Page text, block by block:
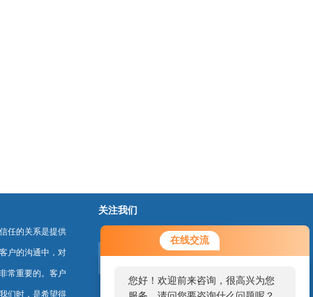
在线交流
您好！欢迎前来咨询，很高兴为您
任的关系是提供
户的沟通中，对
常重要的。客户
们时，是希望得
关注我们